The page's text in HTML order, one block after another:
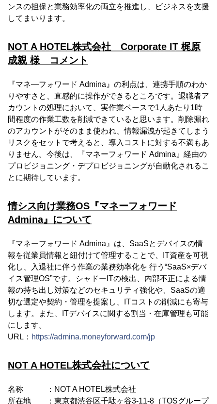
ンスの担保と業務効率化の両立を推進し、ビジネスを支援
してまいります。
NOT A HOTEL株式会社 Corporate IT 梶原
成親 様 コメント
『マネ―フォワード Admina』の利点は、連携手順のわか
りやすさと、直感的に操作ができるところです。退職者ア
カウントの処理において、実作業ベースで1人あたり1時
間程度の作業工数を削減できていると思います。削除漏れ
のアカウントがそのまま使われ、情報漏洩が起きてしまう
リスクをセットで考えると、導入コストに対する不満もあ
りません。今後は、『マネーフォワード Admina』経由の
プロビジョニング・デプロビジョニングが自動化されるこ
とに期待しています。
情シス向け業務OS『マネーフォワード
Admina』について
『マネーフォワード Admina』は、SaaSとデバイスの情
報を従業員情報と紐付けて管理することで、IT資産を可視
化し、入退社に伴う作業の業務効率化を 行う“SaaS×デバ
イス管理OS”です。シャドーITの検出、内部不正による情
報の持ち出し対策などのセキュリティ強化や、SaaSの適
切な選定や契約・管理を提案し、ITコストの削減にも寄与
します。また、ITデバイスに関する割当・在庫管理も可能
にします。
URL： https://admina.moneyforward.com/jp
NOT A HOTEL株式会社について
名称 ：NOT A HOTEL株式会社
所在地 ：東京都渋谷区千駄ヶ谷3-11-8（TOSグループ